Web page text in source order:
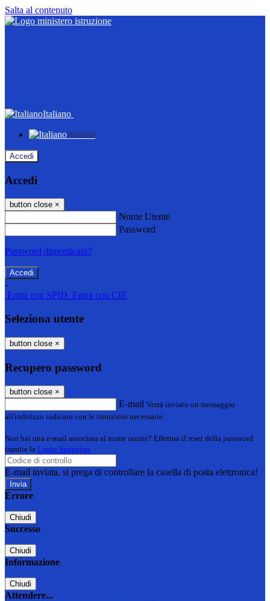
Salta al contenuto
Italiano
Italiano
Accedi
Accedi
button close ×
Nome Utente
Password
Password dimenticata?
-
Entra con SPID Entra con CIE
Seleziona utente
button close ×
Recupero password
button close ×
E-mail Verrà inviato un messaggio
all'indirizzo indicato con le istruzioni necessarie.
Non hai una e-mail associata al nome utente? Effettua il reset della password
tramite la Login Spaggiari
E-mail inviata, si prega di controllare la casella di posta elettronica!
Errore
Chiudi
Successo
Chiudi
Informazione
Chiudi
Attendere...